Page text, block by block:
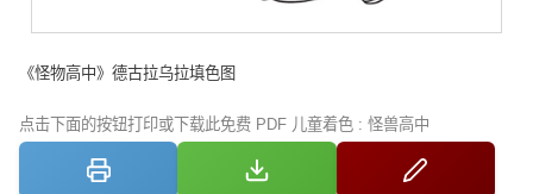
《怪物高中》德古拉乌拉填色图
点击下面的按钮打印或下载此免费 PDF 儿童着色 : 怪兽高中